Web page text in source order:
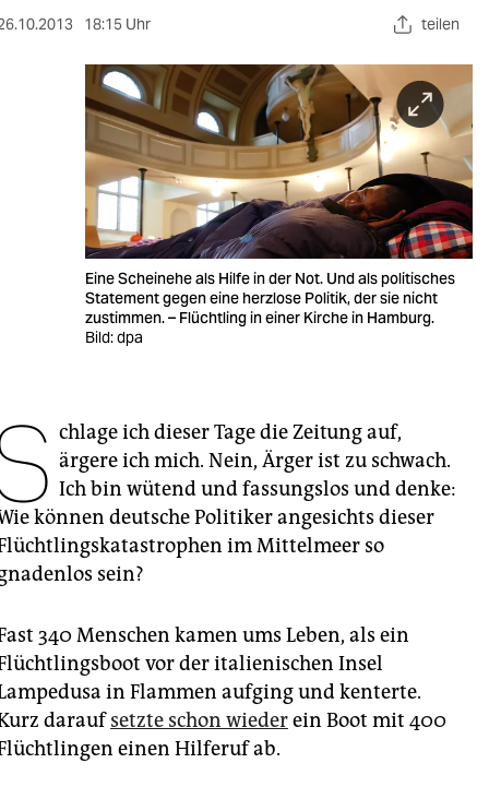
berlin
wahrheit
veranstaltungen
fragen & hilfe
abo
genossenschaft
epaper login
18:15 Uhr teilen
Eine Scheinehe als Hilfe in der Not. Und als politisches
Statement gegen eine herzlose Politik, der sie nicht
zustimmen. – Flüchtling in einer Kirche in Hamburg.
Bild: dpa
chlage ich dieser Tage die Zeitung auf,
ärgere ich mich. Nein, Ärger ist zu schwach.
Ich bin wütend und fassungslos und denke:
können deutsche Politiker angesichts dieser
im Mittelmeer so
sein?
340 Menschen kamen ums Leben, als ein
vor der italienischen Insel
in Flammen aufging und kenterte.
daraufsetzte schon wiederein Boot mit 400
einen Hilferuf ab.